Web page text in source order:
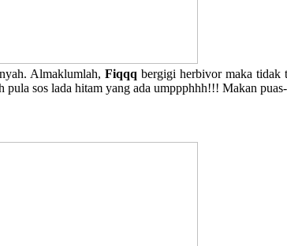
Almaklumlah, Fiqqq bergigi herbivor maka tidak
sos lada hitam yang ada umppphhh!!! Makan